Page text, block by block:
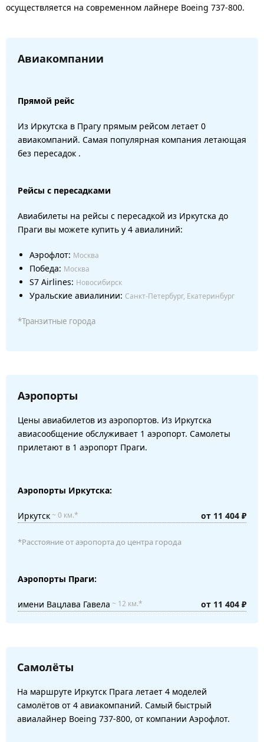
осуществляется на современном лайнере Boeing 737-800.
Авиакомпании
Прямой рейс
Из Иркутска в Прагу прямым рейсом летает 0
авиакомпаний. Самая популярная компания летающая
без пересадок .
Рейсы с пересадками
Авиабилеты на рейсы с пересадкой из Иркутска до
Праги вы можете купить у 4 авиалиний:
Аэрофлот: Москва
Победа: Москва
S7 Airlines: Новосибирск
Уральские авиалинии: Санкт-Петербург, Екатеринбург
*Транзитные города
Аэропорты
Цены авиабилетов из аэропортов. Из Иркутска
авиасообщение обслуживает 1 аэропорт. Самолеты
прилетают в 1 аэропорт Праги.
Аэропорты Иркутска:
Иркутск~ 0 км.* от 11 404 ₽
*Расстояние от аэропорта до центра города
Аэропорты Праги:
имени Вацлава Гавела ~ 12 км.* от 11 404 ₽
Самолёты
На маршруте Иркутск Прага летает 4 моделей
самолётов от 4 авиакомпаний. Самый быстрый
авиалайнер Boeing 737-800, от компании Аэрофлот.